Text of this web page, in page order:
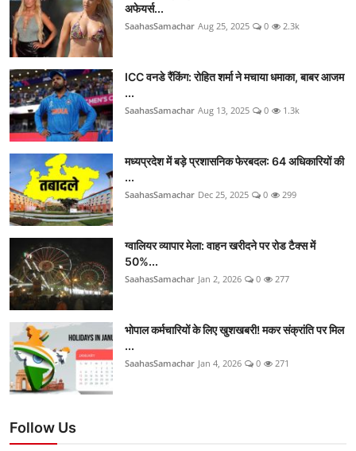
अफेयर्स...
SaahasSamachar Aug 25, 2025 0 2.3k
ICC वनडे रैंकिंग: रोहित शर्मा ने मचाया धमाका, बाबर आजम
...
SaahasSamachar Aug 13, 2025 0 1.3k
मध्यप्रदेश में बड़े प्रशासनिक फेरबदल: 64 अधिकारियों की
...
SaahasSamachar Dec 25, 2025 0 299
ग्वालियर व्यापार मेला: वाहन खरीदने पर रोड टैक्स में
50%...
SaahasSamachar Jan 2, 2026 0 277
भोपाल कर्मचारियों के लिए खुशखबरी! मकर संक्रांति पर मिल
...
SaahasSamachar Jan 4, 2026 0 271
Follow Us